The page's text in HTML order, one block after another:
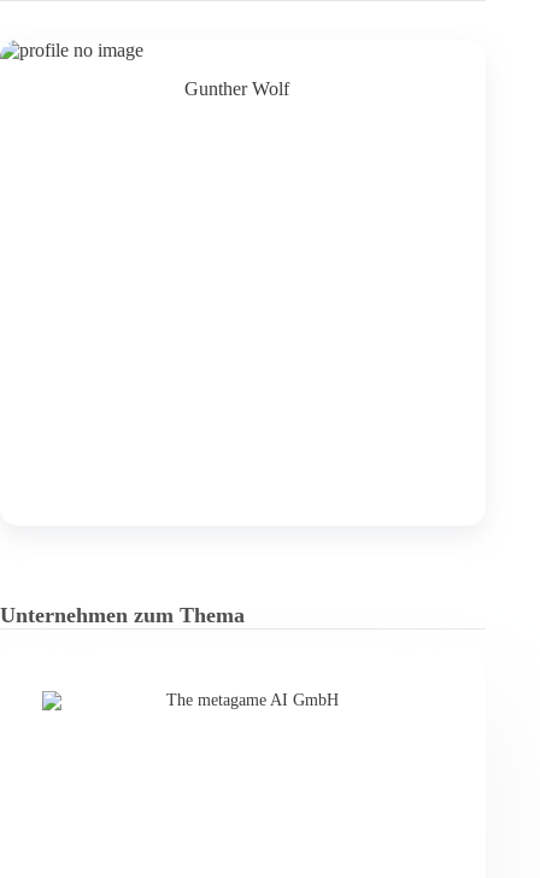
Gunther Wolf
Unternehmen zum Thema